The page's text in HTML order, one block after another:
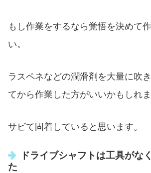
もし作業をするなら覚悟を決めて
い。
ラスペネなどの潤滑剤を大量に吹
てから作業した方がいいかもしれま
サビて固着していると思います。
ドライブシャフトは工具がな
た